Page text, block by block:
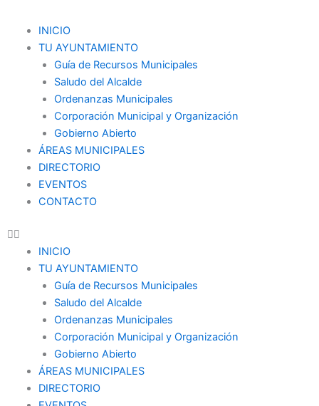
contenido
INICIO
TU AYUNTAMIENTO
Guía de Recursos Municipales
Saludo del Alcalde
Ordenanzas Municipales
Corporación Municipal y Organización
Gobierno Abierto
ÁREAS MUNICIPALES
DIRECTORIO
EVENTOS
CONTACTO
Menu
INICIO
TU AYUNTAMIENTO
Guía de Recursos Municipales
Saludo del Alcalde
Ordenanzas Municipales
Corporación Municipal y Organización
Gobierno Abierto
ÁREAS MUNICIPALES
DIRECTORIO